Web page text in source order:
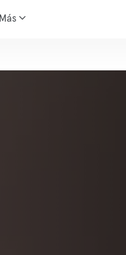
Más